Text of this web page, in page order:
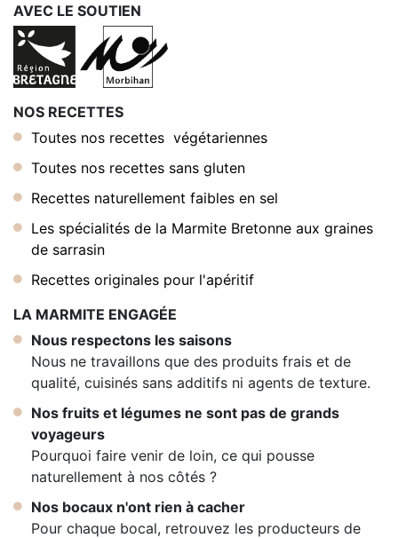
AVEC LE SOUTIEN
NOS RECETTES
Toutes nos recettes végétariennes
Toutes nos recettes sans gluten
Recettes naturellement faibles en sel
Les spécialités de la Marmite Bretonne aux graines
de sarrasin
Recettes originales pour l'apéritif
LA MARMITE ENGAGÉE
Nous respectons les saisons
Nous ne travaillons que des produits frais et de
qualité, cuisinés sans additifs ni agents de texture.
Nos fruits et légumes ne sont pas de grands
voyageurs
Pourquoi faire venir de loin, ce qui pousse
naturellement à nos côtés ?
Nos bocaux n'ont rien à cacher
Pour chaque bocal, retrouvez les producteurs de